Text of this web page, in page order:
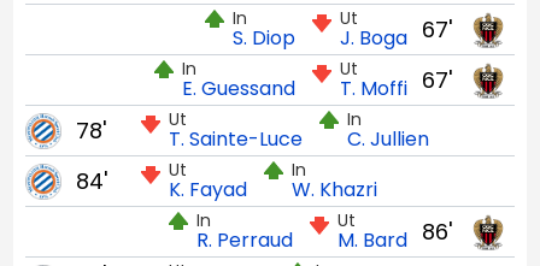
67'
Ut
J. Boga
In
S. Diop
67'
Ut
T. Moffi
In
E. Guessand
Ut
T. Sainte-Luce
In
C. Jullien
78'
Ut
K. Fayad
In
W. Khazri
84'
86'
Ut
M. Bard
In
R. Perraud